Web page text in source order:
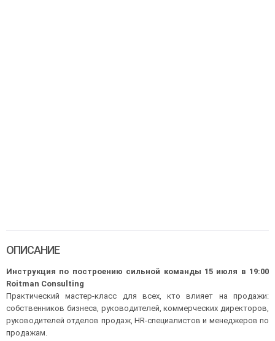
ОПИСАНИЕ
Инструкция по построению сильной команды 15 июля в 19:00
Roitman Consulting
Практический мастер-класс для всех, кто влияет на продажи:
собственников бизнеса, руководителей, коммерческих директоров,
руководителей отделов продаж, HR-специалистов и менеджеров по
продажам.